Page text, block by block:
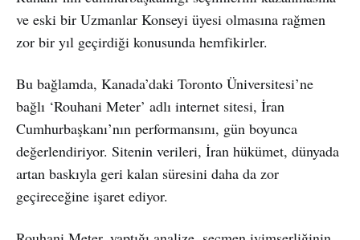
ve eski bir Uzmanlar Konseyi üyesi olmasına rağmen
zor bir yıl geçirdiği konusunda hemfikirler.
Bu bağlamda, Kanada’daki Toronto Üniversitesi’ne
bağlı ‘Rouhani Meter’ adlı internet sitesi, İran
Cumhurbaşkanı’nın performansını, gün boyunca
değerlendiriyor. Sitenin verileri, İran hükümet, dünyada
artan baskıyla geri kalan süresini daha da zor
geçireceğine işaret ediyor.